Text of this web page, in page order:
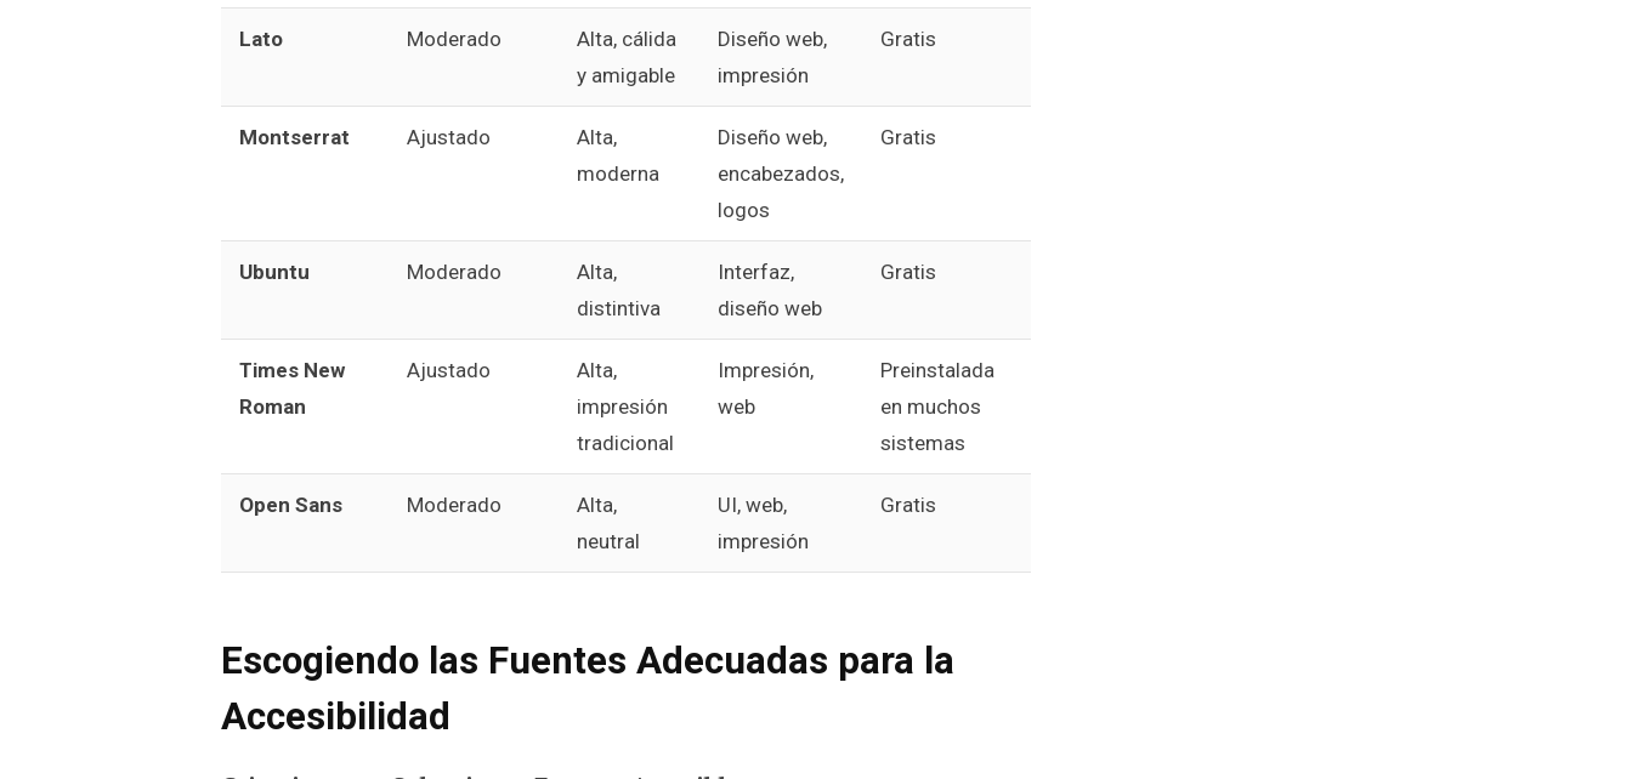
Lato Moderado
Alta, cálida
y amigable
Diseño web,
impresión
Gratis
Montserrat Ajustado
Alta,
moderna
Diseño web,
encabezados,
logos
Gratis
Ubuntu Moderado
Alta,
distintiva
Interfaz,
diseño web
Gratis
Times New
Roman
Ajustado
Alta,
impresión
tradicional
Impresión,
web
Preinstalada
en muchos
sistemas
Open Sans Moderado
Alta,
neutral
UI, web,
impresión
Gratis
Escogiendo las Fuentes Adecuadas para la
Accesibilidad